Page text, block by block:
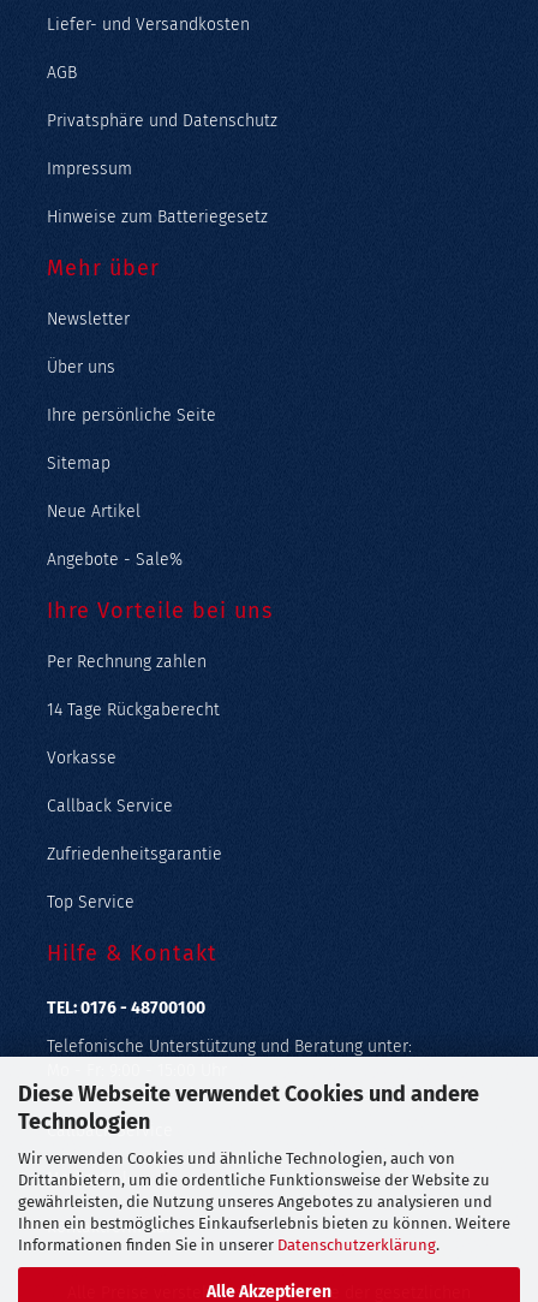
Diese Webseite verwendet Cookies und andere
Technologien
Wir verwenden Cookies und ähnliche Technologien, auch von
Drittanbietern, um die ordentliche Funktionsweise der Website zu
gewährleisten, die Nutzung unseres Angebotes zu analysieren und
Ihnen ein bestmögliches Einkaufserlebnis bieten zu können. Weitere
Informationen finden Sie in unserer Datenschutzerklärung.
Alle Akzeptieren
Liefer- und Versandkosten
AGB
Privatsphäre und Datenschutz
Impressum
Hinweise zum Batteriegesetz
Mehr über
Newsletter
Über uns
Ihre persönliche Seite
Sitemap
Neue Artikel
Angebote - Sale%
Ihre Vorteile bei uns
Per Rechnung zahlen
14 Tage Rückgaberecht
Vorkasse
Callback Service
Zufriedenheitsgarantie
Top Service
Hilfe & Kontakt
TEL: 0176 - 48700100
Telefonische Unterstützung und Beratung unter:
Geprüfter Online Shop mit Geld-zurück-Garantie.
Callback Service
Merkzettel
Kontaktformular
Alle Preise verstehen sich inklusive der gesetzlichen